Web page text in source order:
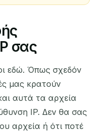
σας
εδώ. Όπως σχεδόν
μας κρατούν
αυτά τα αρχεία
IP. Δεν θα σας
αρχεία ή ότι ποτέ